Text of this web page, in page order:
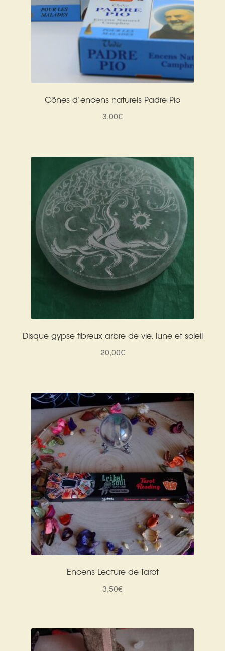
Cônes d’encens naturels Padre Pio
3,00€
Disque gypse fibreux arbre de vie, lune et soleil
20,00€
Encens Lecture de Tarot
3,50€